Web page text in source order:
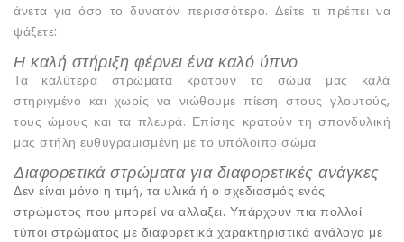
άνετα για όσο το δυνατόν περισσότερο. Δείτε τι πρέπει να
ψάξετε:
Η καλή στήριξη φέρνει ένα καλό ύπνο
Τα καλύτερα στρώματα κρατούν το σώμα μας καλά
στηριγμένο και χωρίς να νιώθουμε πίεση στους γλουτούς,
τους ώμους και τα πλευρά. Επίσης κρατούν τη σπονδυλική
μας στήλη ευθυγραμισμένη με το υπόλοιπο σώμα.
Διαφορετικά στρώματα για διαφορετικές ανάγκες
Δεν είναι μόνο η τιμή, τα υλικά ή ο σχεδιασμός ενός
στρώματος που μπορεί να αλλαξει. Υπάρχουν πια πολλοί
τύποι στρώματος με διαφορετικά χαρακτηριστικά ανάλογα με